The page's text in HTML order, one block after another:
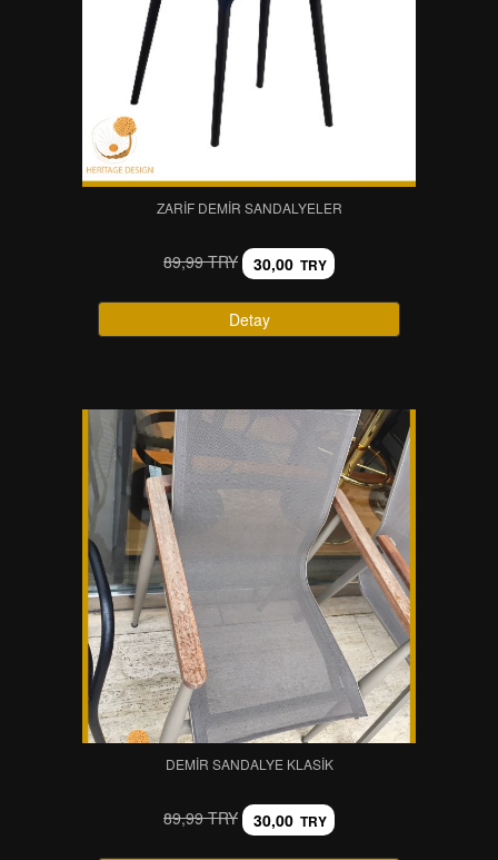
ZARIF DEMIR SANDALYELER
89,99 TRY 30,00 TRY
Detay
DEMIR SANDALYE KLASIK
89,99 TRY 30,00 TRY